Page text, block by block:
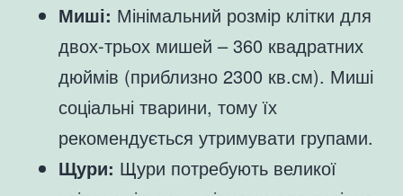
Миші: Мінімальний розмір клітки для
двох-трьох мишей – 360 квадратних
дюймів (приблизно 2300 кв.см). Миші
соціальні тварини, тому їх
рекомендується утримувати групами.
Щури: Щури потребують великої